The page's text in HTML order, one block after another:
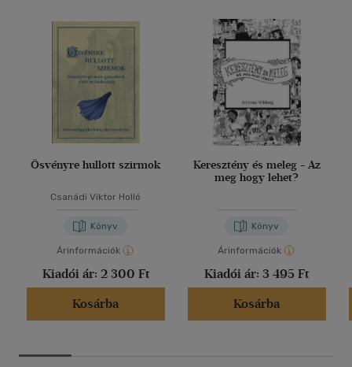
Ösvényre hullott szirmok
Csanádi Viktor Holló
Könyv
Árinformációk
Kiadói ár: 2 300 Ft
Kosárba
Keresztény és meleg - Az
meg hogy lehet?
Könyv
Árinformációk
Kiadói ár: 3 495 Ft
Kosárba